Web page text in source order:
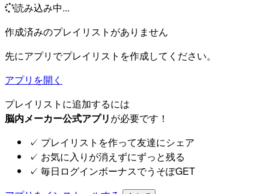
読み込み中...
作成済みのプレイリストがありません
先にアプリでプレイリストを作成してください。
アプリを開く
プレイリストに追加するには
脳内メーカー公式アプリが必要です！
✓ プレイリストを作って友達にシェア
✓ お気に入りが消えずにずっと残る
✓ 毎日ログインボーナスでうそぽGET